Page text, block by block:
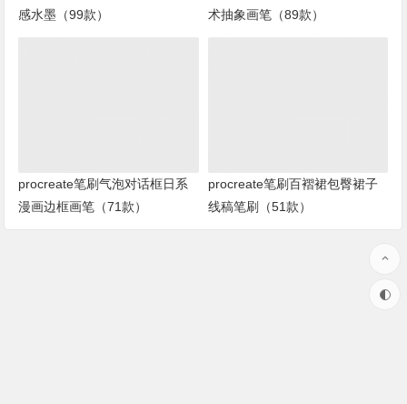
感水墨（99款）
术抽象画笔（89款）
procreate笔刷气泡对话框日系
漫画边框画笔（71款）
procreate笔刷百褶裙包臀裙子
线稿笔刷（51款）